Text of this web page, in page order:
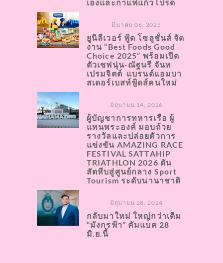
เองและกาแฟแก้วโปรด
มีนาคม 06, 2025
ยูนิลีเวอร์ ฟู้ด โซลูชั่นส์ จัด
งาน “Best Foods Good
Choice 2025” พร้อมเปิด
ตัวเชฟนุ่น-ณัฐนรี จันท
เปรมจิตต์ แบรนด์แอมบา
สเดอร์เบสท์ฟู้ดส์คนใหม่
มิถุนายน 14, 2026
ผู้บัญชาการทหารเรือ ผู้
แทนพระองค์ มอบถ้วย
รางวัลและปล่อยตัวการ
แข่งขัน AMAZING RACE
FESTIVAL SATTAHIP
TRIATHLON 2026 ดัน
สัตหีบสู่ศูนย์กลาง Sport
Tourism ระดับนานาชาติ
มิถุนายน 28, 2024
กลับมาใหม่ ใหญ่กว่าเดิม
“มังกรฟ้า” คัมแบค 28
มิ.ย.นี้